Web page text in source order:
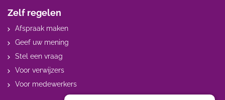
Zelf regelen
Afspraak maken
Geef uw mening
Stel een vraag
Voor verwijzers
Voor medewerkers